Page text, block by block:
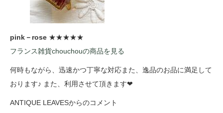
pink－rose ★★★★★
フランス雑貨chouchouの商品を見る
何時もながら、迅速かつ丁寧な対応また、逸品のお品に満足して
おります♪ また、利用させて頂きます❤
ANTIQUE LEAVESからのコメント